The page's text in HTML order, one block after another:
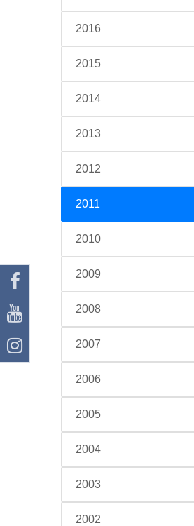
2016
2015
2014
2013
2012
2011
2010
2009
2008
2007
2006
2005
2004
2003
2002